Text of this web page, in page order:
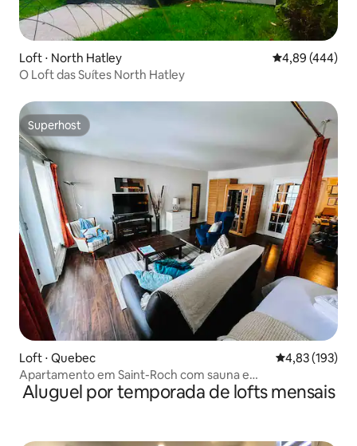
Loft ⋅ North Hatley 4,89 de uma
4,89 (444)
O Loft das Suítes North Hatley
Superhost
Superhost
Loft ⋅ Quebec 4,83 de uma
4,83 (193)
Apartamento em Saint-Roch com sauna e
estacionamento CITQ
Aluguel por temporada de lofts mensais